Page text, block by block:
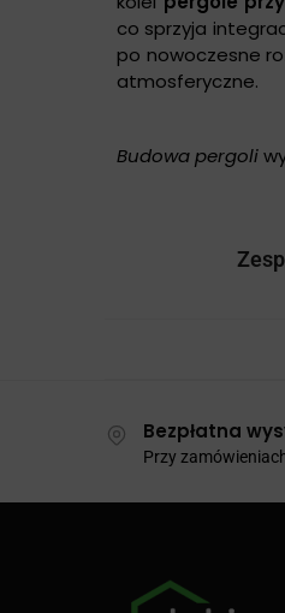
co sprzyja
po nowoczesne
atmosferyczne.
Budowa pergoli
Bezpłatna
Przy